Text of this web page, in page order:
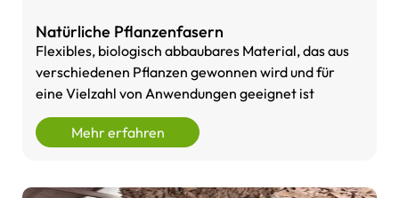
Natürliche Pflanzenfasern
Flexibles, biologisch abbaubares Material, das aus
verschiedenen Pflanzen gewonnen wird und für
eine Vielzahl von Anwendungen geeignet ist
Mehr erfahren